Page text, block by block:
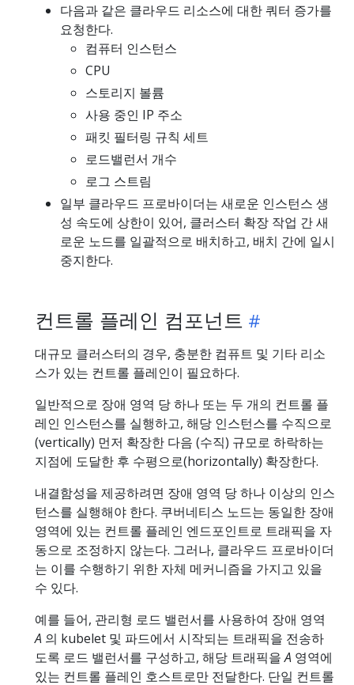
다음과 같은 클라우드 리소스에 대한 쿼터 증가를
요청한다.
컴퓨터 인스턴스
CPU
스토리지 볼륨
사용 중인 IP 주소
패킷 필터링 규칙 세트
로드밸런서 개수
로그 스트림
일부 클라우드 프로바이더는 새로운 인스턴스 생
성 속도에 상한이 있어, 클러스터 확장 작업 간 새
로운 노드를 일괄적으로 배치하고, 배치 간에 일시
중지한다.
컨트롤 플레인 컴포넌트
대규모 클러스터의 경우, 충분한 컴퓨트 및 기타 리소
스가 있는 컨트롤 플레인이 필요하다.
일반적으로 장애 영역 당 하나 또는 두 개의 컨트롤 플
레인 인스턴스를 실행하고, 해당 인스턴스를 수직으로
(vertically) 먼저 확장한 다음 (수직) 규모로 하락하는
지점에 도달한 후 수평으로(horizontally) 확장한다.
내결함성을 제공하려면 장애 영역 당 하나 이상의 인스
턴스를 실행해야 한다. 쿠버네티스 노드는 동일한 장애
영역에 있는 컨트롤 플레인 엔드포인트로 트래픽을 자
동으로 조정하지 않는다. 그러나, 클라우드 프로바이더
는 이를 수행하기 위한 자체 메커니즘을 가지고 있을
수 있다.
예를 들어, 관리형 로드 밸런서를 사용하여 장애 영역
A 의 kubelet 및 파드에서 시작되는 트래픽을 전송하
도록 로드 밸런서를 구성하고, 해당 트래픽을A 영역에
있는 컨트롤 플레인 호스트로만 전달한다. 단일 컨트롤